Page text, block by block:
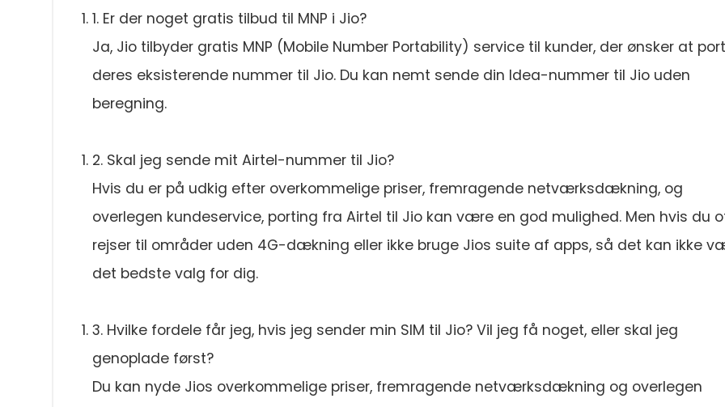
1. Er der noget gratis tilbud til MNP i Jio?
Ja, Jio tilbyder gratis MNP (Mobile Number Portability) service til kunder, der ønsker at
deres eksisterende nummer til Jio. Du kan nemt sende din Idea-nummer til Jio uden
beregning.
2. Skal jeg sende mit Airtel-nummer til Jio?
Hvis du er på udkig efter overkommelige priser, fremragende netværksdækning, og
overlegen kundeservice, porting fra Airtel til Jio kan være en god mulighed. Men hvis du
rejser til områder uden 4G-dækning eller ikke bruge Jios suite af apps, så det kan ikke
det bedste valg for dig.
3. Hvilke fordele får jeg, hvis jeg sender min SIM til Jio? Vil jeg få noget, eller skal jeg
genoplade først?
Du kan nyde Jios overkommelige priser, fremragende netværksdækning og overlegen